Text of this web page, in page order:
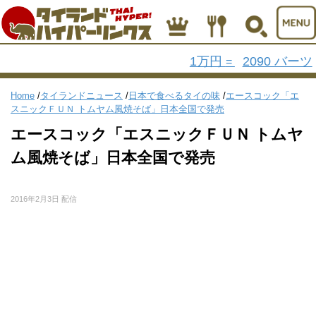
1万円 = 2090 バーツ
Home /タイランドニュース / 日本で食べるタイの味 /エースコック「エ
スニックＦＵＮ トムヤム風焼そば」日本全国で発売
エースコック「エスニックＦＵＮ トムヤ
ム風焼そば」日本全国で発売
2016年2月3日 配信